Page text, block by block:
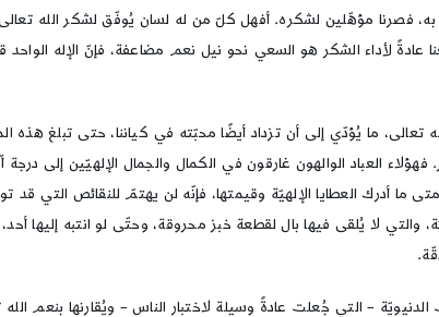
به، فصرنا مؤهّلين لشكره. أفهل كلّ من له لسان يُوفّق لشكر الله
عادةً لأداء الشكر هو السعي نحو نيل نعم مضاعفة، فإنّ الإله
تعالى، ما يُؤدّي إلى أن تزداد أيضًا محبّته في كياننا، حتى تبلغ
العباد الوالهون غارقون في الكمال والجمال الإلهيّين إلى
متى ما أدرك العطايا الإلهيّة وقيمتها، فإنّه لن يهتمّ للنقائص
والتي لا يُلقى فيها بال لقطعة خبز محروقة، وحتّى لو انتبه
الدنيويّة – التي جُعلت عادةً وسيلة لاختبار الناس – ويُقارنها بنعم